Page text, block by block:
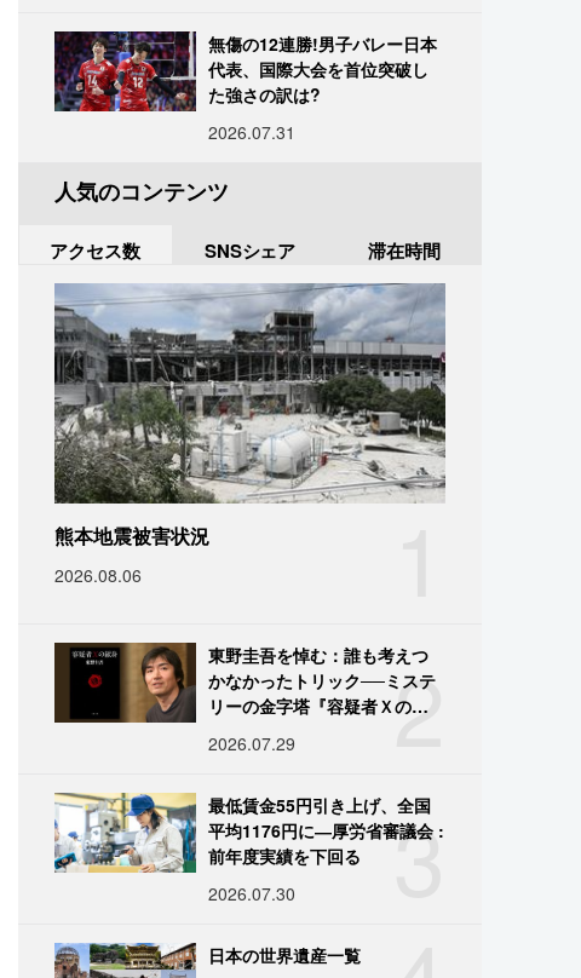
無傷の12連勝!男子バレー日本
代表、国際大会を首位突破し
た強さの訳は?
2026.07.31
人気のコンテンツ
アクセス数 SNSシェア 滞在時間
熊本地震被害状況
2026.08.06
2
東野圭吾を悼む：誰も考えつ
かなかったトリック──ミステ
リーの金字塔『容疑者Ｘの献
2026.07.29
3
最低賃金55円引き上げ、全国
平均1176円に―厚労省審議会 :
前年度実績を下回る
2026.07.30
日本の世界遺産一覧